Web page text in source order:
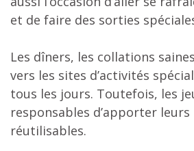
et de faire des sorties
Les dîners, les collations
vers les sites d’activités
tous les jours. Toutefois, les
responsables d’apporter leurs
réutilisables.